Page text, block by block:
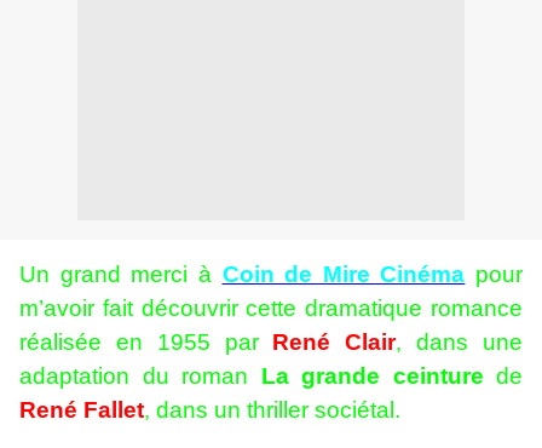
Un grand merci à Coin de Mire Cinéma pour
m’avoir fait découvrir cette dramatique romance
réalisée en 1955 par René Clair, dans une
adaptation du roman La grande ceinture de
René Fallet, dans un thriller sociétal.